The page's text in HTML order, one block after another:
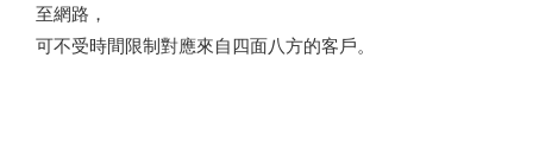
至網路，
可不受時間限制對應來自四面八方的客戶。